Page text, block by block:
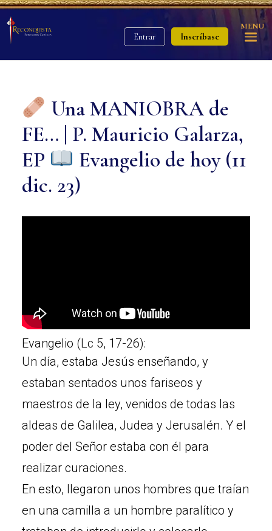
Entrar Inscríbase
MENU
Una MANIOBRA de
FE… | P. Mauricio Galarza,
EP
Evangelio de hoy (11
dic. 23)
Evangelio (Lc 5, 17-26):
Un día, estaba Jesús enseñando, y
estaban sentados unos fariseos y
maestros de la ley, venidos de todas las
aldeas de Galilea, Judea y Jerusalén. Y el
poder del Señor estaba con él para
realizar curaciones.
En esto, llegaron unos hombres que traían
en una camilla a un hombre paralítico y